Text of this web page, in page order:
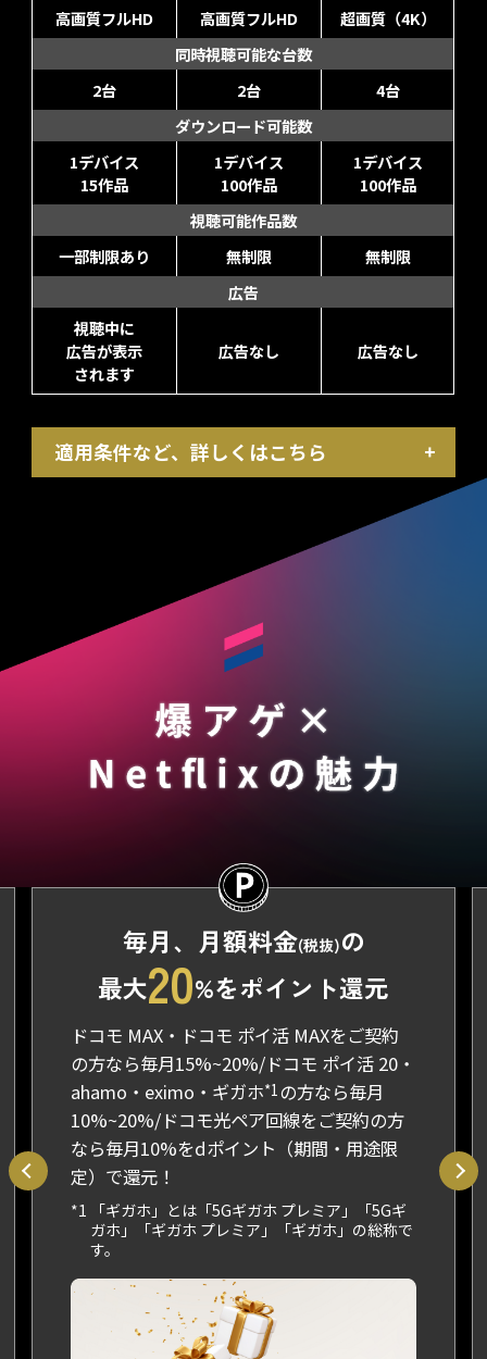
高画質フルHD
高画質フルHD
超画質（4K）
同時視聴可能な台数
2台
2台
4台
ダウンロード可能数
1デバイス
15作品
1デバイス
100作品
1デバイス
100作品
視聴可能作品数
一部制限あり
無制限
無制限
広告
視聴中に
広告が表示
されます
広告なし 広告なし
適用条件など、詳しくはこちら
毎月、月額料金(税抜)の
最大20%をポイント還元
ドコモ MAX・ドコモ ポイ活 MAXをご契約
の方なら毎月15%~20%/ドコモ ポイ活 20・
ahamo・eximo・ギガホ*1の方なら毎月
10%~20%/ドコモ光ペア回線をご契約の方
なら毎月10%をdポイント（期間・用途限
定）で還元！
*1 「ギガホ」とは「5Gギガホ プレミア」「5Gギ
ガホ」「ギガホ プレミア」「ギガホ」の総称で
す。